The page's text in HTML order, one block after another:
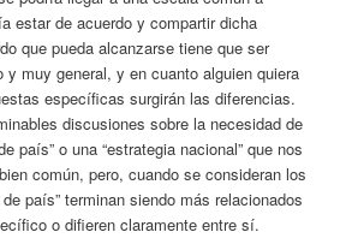
estar de acuerdo y compartir dicha
que pueda alcanzarse tiene que ser
y muy general, y en cuanto alguien quiera
específicas surgirán las diferencias.
discusiones sobre la necesidad de
país” o una “estrategia nacional” que nos
común, pero, cuando se consideran los
país” terminan siendo más relacionados
o difieren claramente entre sí.